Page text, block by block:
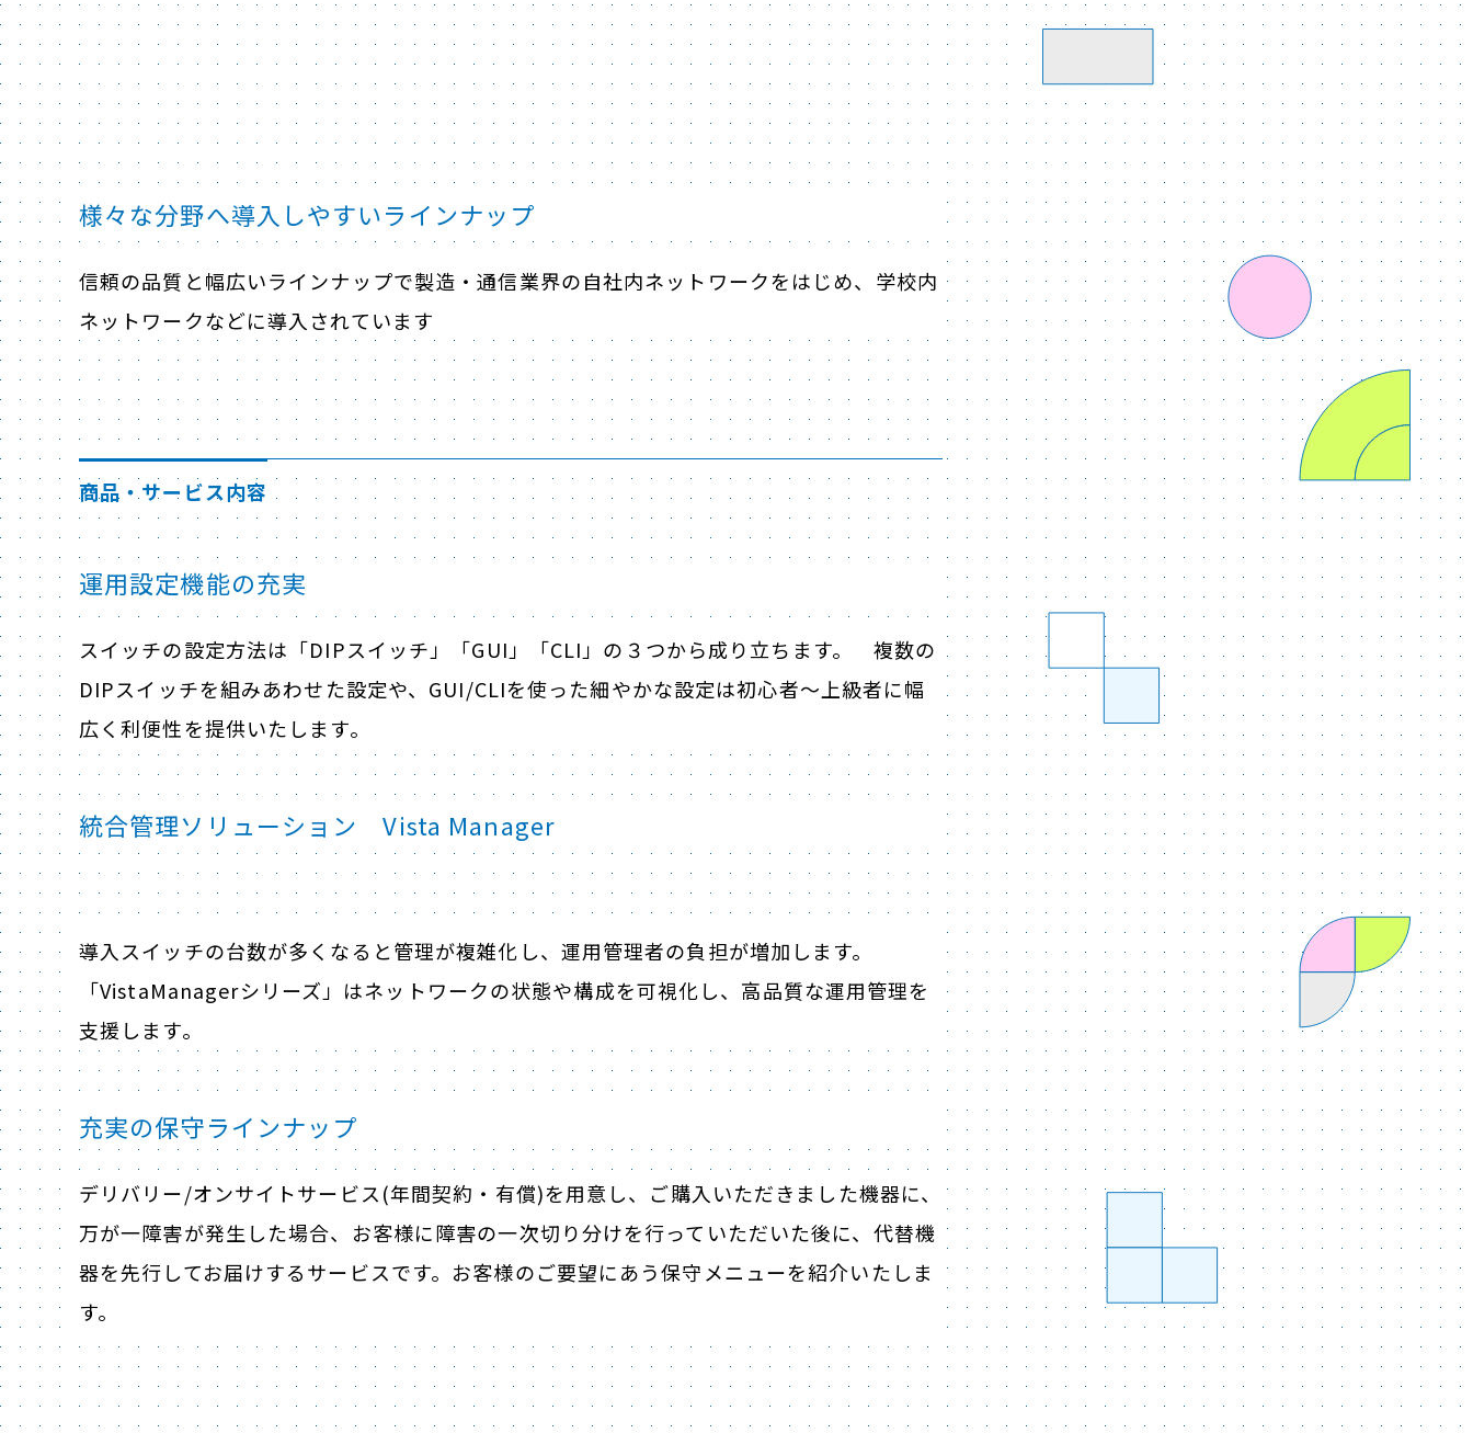
様々な分野へ導入しやすいラインナップ
信頼の品質と幅広いラインナップで製造・通信業界の自社内ネットワークをはじめ、学校内
ネットワークなどに導入されています
商品・サービス内容
運用設定機能の充実
スイッチの設定方法は「DIPスイッチ」「GUI」「CLI」の３つから成り立ちます。 複数の
DIPスイッチを組みあわせた設定や、GUI/CLIを使った細やかな設定は初心者～上級者に幅
広く利便性を提供いたします。
統合管理ソリューション Vista Manager
導入スイッチの台数が多くなると管理が複雑化し、運用管理者の負担が増加します。
「VistaManagerシリーズ」はネットワークの状態や構成を可視化し、高品質な運用管理を
支援します。
充実の保守ラインナップ
デリバリー/オンサイトサービス(年間契約・有償)を用意し、ご購入いただきました機器に、
万が一障害が発生した場合、お客様に障害の一次切り分けを行っていただいた後に、代替機
器を先行してお届けするサービスです。お客様のご要望にあう保守メニューを紹介いたしま
す。